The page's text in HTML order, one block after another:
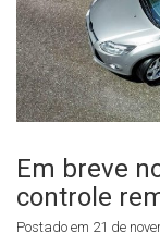
Em breve
controle
Postado em 21 de